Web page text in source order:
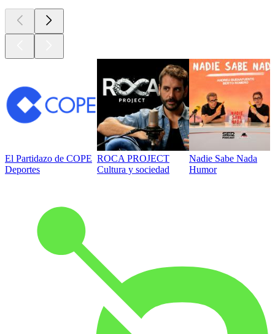
El Partidazo de COPE
Deportes
ROCA PROJECT
Cultura y sociedad
Nadie Sabe Nada
Humor